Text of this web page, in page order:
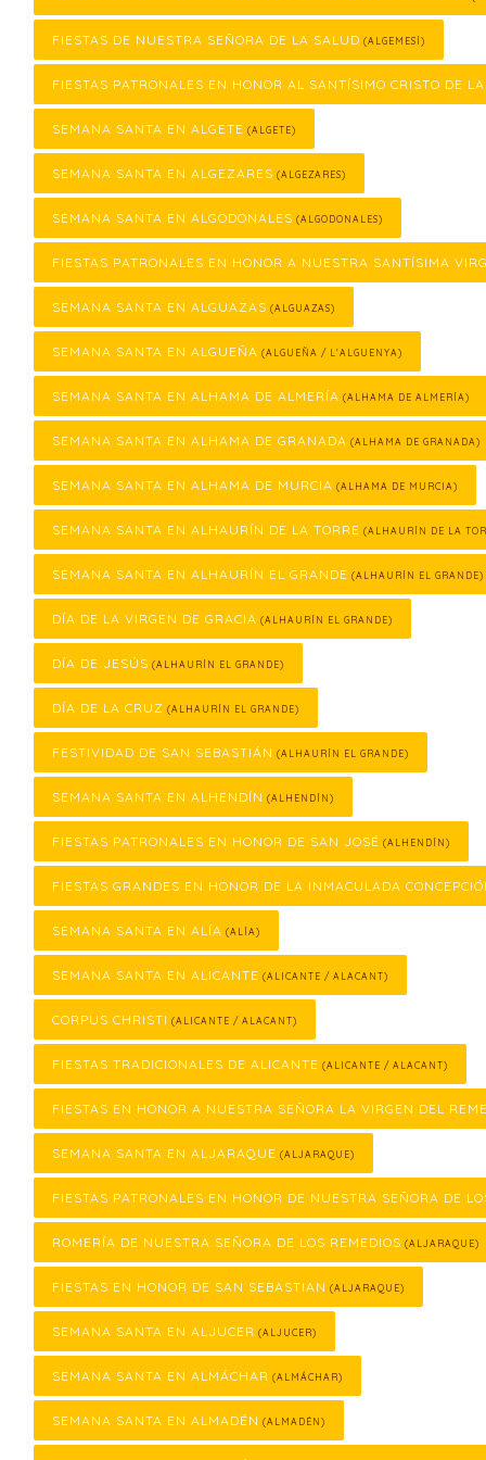
FIESTAS DE NUESTRA SEÑORA DE LA SALUD (ALGEMESÍ)
FIESTAS PATRONALES EN HONOR AL SANTÍSIMO CRISTO DE
SEMANA SANTA EN ALGETE (ALGETE)
SEMANA SANTA EN ALGEZARES (ALGEZARES)
SEMANA SANTA EN ALGODONALES (ALGODONALES)
FIESTAS PATRONALES EN HONOR A NUESTRA SANTÍSIMA
SEMANA SANTA EN ALGUAZAS (ALGUAZAS)
SEMANA SANTA EN ALGUEÑA (ALGUEÑA / L'ALGUENYA)
SEMANA SANTA EN ALHAMA DE ALMERÍA (ALHAMA DE ALMERÍA)
SEMANA SANTA EN ALHAMA DE GRANADA (ALHAMA DE GRANADA)
SEMANA SANTA EN ALHAMA DE MURCIA (ALHAMA DE MURCIA)
SEMANA SANTA EN ALHAURÍN DE LA TORRE (ALHAURÍN DE LA
SEMANA SANTA EN ALHAURÍN EL GRANDE (ALHAURÍN EL GRANDE)
DÍA DE LA VIRGEN DE GRACIA (ALHAURÍN EL GRANDE)
DÍA DE JESÚS (ALHAURÍN EL GRANDE)
DÍA DE LA CRUZ (ALHAURÍN EL GRANDE)
FESTIVIDAD DE SAN SEBASTIÁN (ALHAURÍN EL GRANDE)
SEMANA SANTA EN ALHENDÍN (ALHENDÍN)
FIESTAS PATRONALES EN HONOR DE SAN JOSÉ (ALHENDÍN)
FIESTAS GRANDES EN HONOR DE LA INMACULADA
SEMANA SANTA EN ALÍA (ALÍA)
SEMANA SANTA EN ALICANTE (ALICANTE / ALACANT)
CORPUS CHRISTI (ALICANTE / ALACANT)
FIESTAS TRADICIONALES DE ALICANTE (ALICANTE / ALACANT)
FIESTAS EN HONOR A NUESTRA SEÑORA LA VIRGEN DEL
SEMANA SANTA EN ALJARAQUE (ALJARAQUE)
FIESTAS PATRONALES EN HONOR DE NUESTRA SEÑORA DE
ROMERÍA DE NUESTRA SEÑORA DE LOS REMEDIOS (ALJARAQUE)
FIESTAS EN HONOR DE SAN SEBASTIAN (ALJARAQUE)
SEMANA SANTA EN ALJUCER (ALJUCER)
SEMANA SANTA EN ALMÁCHAR (ALMÁCHAR)
SEMANA SANTA EN ALMADÉN (ALMADÉN)